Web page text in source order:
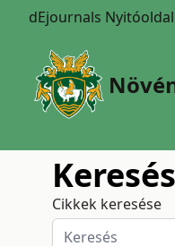
dEjournals Nyitóoldal
Keresés
Cikkek keresése